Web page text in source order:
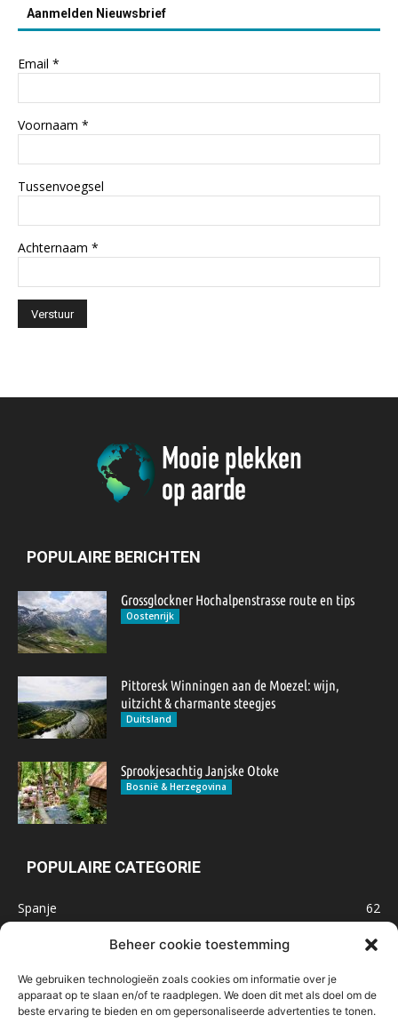
Beheer cookie toestemming
We gebruiken technologieën zoals cookies om informatie over je
apparaat op te slaan en/of te raadplegen. We doen dit met als doel om de
beste ervaring te bieden en om gepersonaliseerde advertenties te tonen.
Aanmelden Nieuwsbrief
Email *
Voornaam *
Tussenvoegsel
Achternaam *
POPULAIRE BERICHTEN
Grossglockner Hochalpenstrasse route en tips
Oostenrijk
Pittoresk Winningen aan de Moezel: wijn,
uitzicht & charmante steegjes
Duitsland
Sprookjesachtig Janjske Otoke
Bosnië & Herzegovina
POPULAIRE CATEGORIE
Spanje
62
47
Marokko
32
IJsland
32